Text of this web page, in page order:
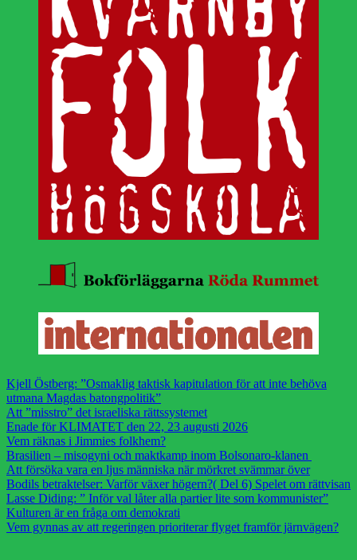
Kjell Östberg: ”Osmaklig taktisk kapitulation för att inte behöva
utmana Magdas batongpolitik”
Att ”misstro” det israeliska rättssystemet
Enade för KLIMATET den 22, 23 augusti 2026
Vem räknas i Jimmies folkhem?
Brasilien – misogyni och maktkamp inom Bolsonaro-klanen
Att försöka vara en ljus människa när mörkret svämmar över
Bodils betraktelser: Varför växer högern?( Del 6) Spelet om rättvisan
Lasse Diding: ” Inför val låter alla partier lite som kommunister”
Kulturen är en fråga om demokrati
Vem gynnas av att regeringen prioriterar flyget framför järnvägen?